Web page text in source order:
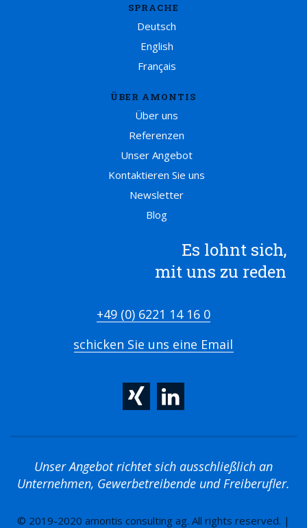
SPRACHE
Deutsch
English
Français
ÜBER AMONTIS
Über uns
Referenzen
Unser Angebot
Kontaktieren Sie uns
Newsletter
Blog
Es lohnt sich,
mit uns zu reden
+49 (0) 6221 14 16 0
schicken Sie uns eine Email
Unser Angebot richtet sich ausschließlich an
Unternehmen, Gewerbetreibende und Freiberufler.
© 2019-2020 amontis consulting ag. All rights reserved. |